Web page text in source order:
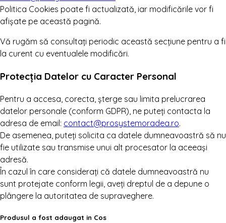
Politica Cookies poate fi actualizată, iar modificările vor fi
afișate pe această pagină.
Vă rugăm să consultați periodic această secțiune pentru a fi
la curent cu eventualele modificări.
Protecția Datelor cu Caracter Personal
Pentru a accesa, corecta, șterge sau limita prelucrarea
datelor personale (conform GDPR), ne puteți contacta la
adresa de email: contact@prosystemoradea.ro.
De asemenea, puteți solicita ca datele dumneavoastră să nu
fie utilizate sau transmise unui alt procesator la aceeași
adresă.
În cazul în care considerați că datele dumneavoastră nu
sunt protejate conform legii, aveți dreptul de a depune o
plângere la autoritatea de supraveghere.
Produsul a fost adaugat in Cos